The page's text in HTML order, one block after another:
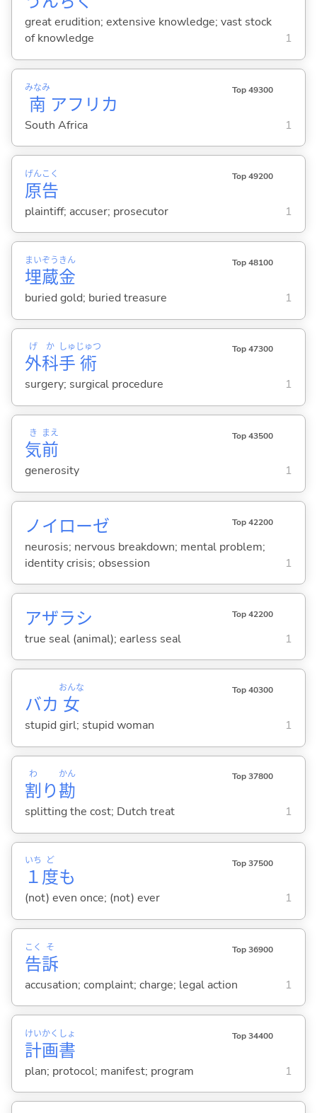
great erudition; extensive knowledge; vast stock
of knowledge
1
南
みなみ
アフリカ
Top 49300
South Africa 1
原
げん
告
こく Top 49200
plaintiff; accuser; prosecutor 1
埋
まい
蔵
ぞう
金
きん Top 48100
buried gold; buried treasure 1
外
げ
科
か
手
しゅ
術
じゅつ Top 47300
surgery; surgical procedure 1
気
き
前
まえ Top 43500
generosity 1
ノイローゼ Top 42200
neurosis; nervous breakdown; mental problem;
identity crisis; obsession
1
アザラシ Top 42200
true seal (animal); earless seal 1
バカ 女
おんな Top 40300
stupid girl; stupid woman 1
割
わ
り勘
かん Top 37800
splitting the cost; Dutch treat 1
１
いち
度
ど
も
Top 37500
(not) even once; (not) ever 1
告
こく
訴
そ Top 36900
accusation; complaint; charge; legal action 1
計
けい
画
かく
書
しょ Top 34400
plan; protocol; manifest; program 1